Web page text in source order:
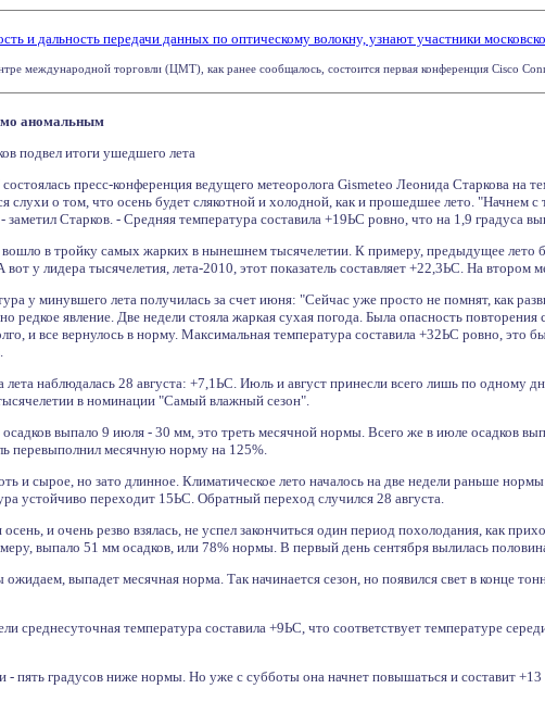
и дальность передачи данных по оптическому волокну, узнают участники
международной торговли (ЦМТ), как ранее сообщалось, состоится первая конференция Cisco
аномальным
подвел итоги ушедшего лета
пресс-конференция ведущего метеоролога Gismeteo Леонида Старкова на
слухи о том, что осень будет слякотной и холодной, как и прошедшее лето. "Начнем с
заметил Старков. - Средняя температура составила +19ЬС ровно, что на 1,9 градуса
в тройку самых жарких в нынешнем тысячелетии. К примеру, предыдущее лето
вот у лидера тысячелетия, лета-2010, этот показатель составляет +22,3ЬС. На втором
у минувшего лета получилась за счет июня: "Сейчас уже просто не помнят, как
редкое явление. Две недели стояла жаркая сухая погода. Была опасность
и все вернулось в норму. Максимальная температура составила +32ЬС ровно, это
наблюдалась 28 августа: +7,1ЬС. Июль и август принесли всего лишь по одному
в номинации "Самый влажный сезон".
выпало 9 июля - 30 мм, это треть месячной нормы. Всего же в июле осадков
перевыполнил месячную норму на 125%.
и сырое, но зато длинное. Климатическое лето началось на две недели раньше нормы
устойчиво переходит 15ЬС. Обратный переход случился 28 августа.
и очень резво взялась, не успел закончиться один период похолодания, как
выпало 51 мм осадков, или 78% нормы. В первый день сентября вылилась
выпадет месячная норма. Так начинается сезон, но появился свет в конце
среднесуточная температура составила +9ЬС, что соответствует температуре
- пять градусов ниже нормы. Но уже с субботы она начнет повышаться и составит